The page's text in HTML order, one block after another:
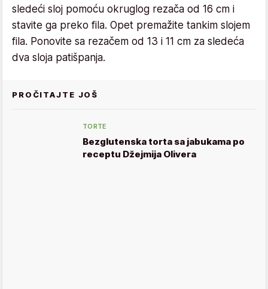
sledeći sloj pomoću okruglog rezača od 16 cm i
stavite ga preko fila. Opet premažite tankim slojem
fila. Ponovite sa rezačem od 13 i 11 cm za sledeća
dva sloja patišpanja.
PROČITAJTE JOŠ
TORTE
Bezglutenska torta sa jabukama po
receptu Džejmija Olivera